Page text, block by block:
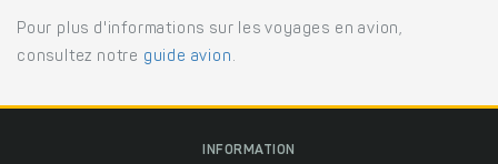
Pour plus d'informations sur les voyages en avion,
consultez notre guide avion .
INFORMATION